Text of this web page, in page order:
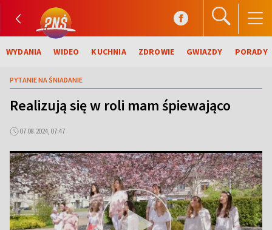
WYDANIA WIDEO KUCHNIA ZDROWIE GWIAZDY PORADY
PYTANIE NA ŚNIADANIE
Realizują się w roli mam śpiewająco
07.08.2024, 07:47